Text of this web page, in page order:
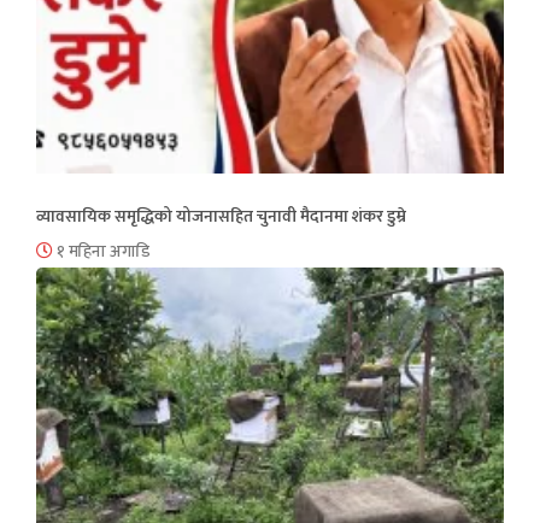
व्यावसायिक समृद्धिको योजनासहित चुनावी मैदानमा शंकर डुम्रे
१ महिना अगाडि